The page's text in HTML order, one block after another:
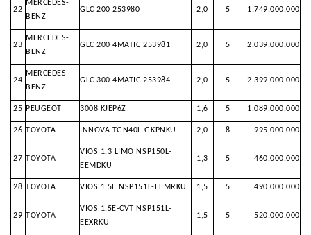
22
MERCEDES-
BENZ
GLC 200 253980 2,0 5 1.749.000.000
23
MERCEDES-
BENZ
GLC 200 4MATIC 253981 2,0 5 2.039.000.000
24
MERCEDES-
BENZ
GLC 300 4MATIC 253984 2,0 5 2.399.000.000
25 PEUGEOT 3008 KJEP6Z 1,6 5 1.089.000.000
26 TOYOTA INNOVA TGN40L-GKPNKU 2,0 8 995.000.000
27 TOYOTA
VIOS 1.3 LIMO NSP150L-
EEMDKU
1,3 5 460.000.000
28 TOYOTA VIOS 1.5E NSP151L-EEMRKU 1,5 5 490.000.000
29 TOYOTA
VIOS 1.5E-CVT NSP151L-
EEXRKU
1,5 5 520.000.000